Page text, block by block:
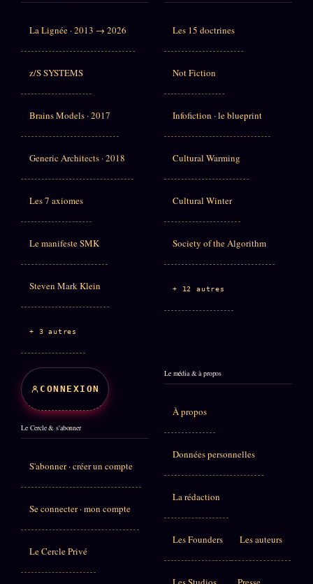
La Lignée · 2013 → 2026
z/S SYSTEMS
Brains Models · 2017
Generic Architects · 2018
Les 7 axiomes
Le manifeste SMK
Steven Mark Klein
+ 3 autres
Les 15 doctrines
Not Fiction
Infofiction · le blueprint
Cultural Warming
Cultural Winter
Society of the Algorithm
+ 12 autres
CONNEXION
Le Cercle & s'abonner
S'abonner · créer un compte
Se connecter · mon compte
Le Cercle Privé
Le média & à propos
À propos
Données personnelles
La rédaction
Les Founders Les auteurs